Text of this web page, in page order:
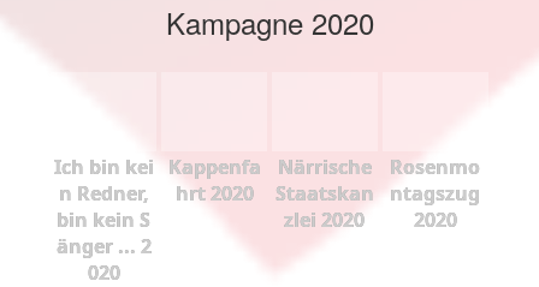
Kampagne 2020
Ich bin kei
n Redner,
bin kein S
änger ... 2
020
Kappenfa
hrt 2020
Närrische
Staatskan
zlei 2020
Rosenmo
ntagszug
2020